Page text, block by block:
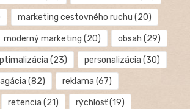
marketing cestovného ruchu (20)
moderný marketing (20) obsah (29)
(23) personalizácia (30)
(82) reklama (67)
retencia (21) rýchlosť(19)